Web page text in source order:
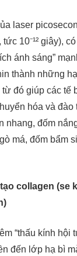
laser
10⁻¹² giây),
ánh sáng”
thành những
từ đó giúp các tế
hóa và
nhang, đốm
má, đốm bẩm
collagen (se
“thấu kính hội
đến lớp hạ bì